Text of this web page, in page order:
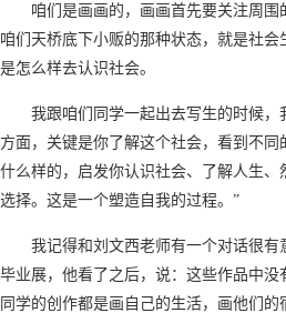
咱们是画画的，画画首先要关注周
咱们天桥底下小贩的那种状态，就是社
是怎么样去认识社会。
我跟咱们同学一起出去写生的时候，
方面，关键是你了解这个社会，看到不
什么样的，启发你认识社会、了解人生
选择。这是一个塑造自我的过程。”
我记得和刘文西老师有一个对话很
毕业展，他看了之后，说：这些作品中没
同学的创作都是画自己的生活，画他们